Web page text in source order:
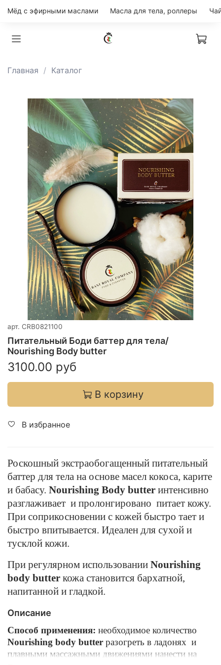
Мёд с эфирными маслами Масла для тела, роллеры
Главная Каталог
арт. CRB0821100
Питательный Боди баттер для тела/
Nourishing Body butter
3100.00 руб
В корзину
В избранное
Роскошный экстраобогащенный питательный
баттер для тела на основе масел кокоса, карите
и бабасу. Nourishing Body butter интенсивно
разглаживает и пролонгировано питает кожу.
При соприкосновении с кожей быстро тает и
быстро впитывается. Идеален для сухой и
тусклой кожи.
При регулярном использовании Nourishing
body butter кожа становится бархатной,
напитанной и гладкой.
Описание
Способ применения: необходимое количество
Nourishing body butter разогреть в ладонях и
плавными массажными движениями нанести на